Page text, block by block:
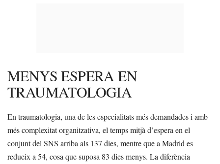
MENYS ESPERA EN
TRAUMATOLOGIA
En traumatologia, una de les especialitats més demandades i amb
més complexitat organitzativa, el temps mitjà d’espera en el
conjunt del SNS arriba als 137 dies, mentre que a Madrid es
redueix a 54, cosa que suposa 83 dies menys. La diferència